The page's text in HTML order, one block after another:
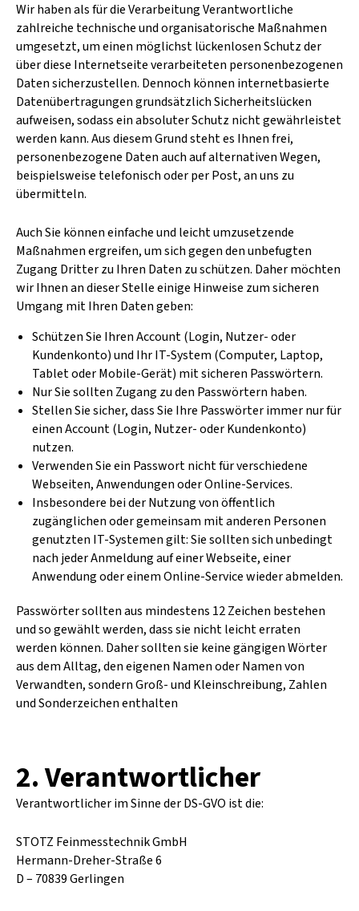
Wir haben als für die Verarbeitung Verantwortliche
zahlreiche technische und organisatorische Maßnahmen
umgesetzt, um einen möglichst lückenlosen Schutz der
über diese Internetseite verarbeiteten personenbezogenen
Daten sicherzustellen. Dennoch können internetbasierte
Datenübertragungen grundsätzlich Sicherheitslücken
aufweisen, sodass ein absoluter Schutz nicht gewährleistet
werden kann. Aus diesem Grund steht es Ihnen frei,
personenbezogene Daten auch auf alternativen Wegen,
beispielsweise telefonisch oder per Post, an uns zu
übermitteln.
Auch Sie können einfache und leicht umzusetzende
Maßnahmen ergreifen, um sich gegen den unbefugten
Zugang Dritter zu Ihren Daten zu schützen. Daher möchten
wir Ihnen an dieser Stelle einige Hinweise zum sicheren
Umgang mit Ihren Daten geben:
Schützen Sie Ihren Account (Login, Nutzer- oder
Kundenkonto) und Ihr IT-System (Computer, Laptop,
Tablet oder Mobile-Gerät) mit sicheren Passwörtern.
Nur Sie sollten Zugang zu den Passwörtern haben.
Stellen Sie sicher, dass Sie Ihre Passwörter immer nur für
einen Account (Login, Nutzer- oder Kundenkonto)
nutzen.
Verwenden Sie ein Passwort nicht für verschiedene
Webseiten, Anwendungen oder Online-Services.
Insbesondere bei der Nutzung von öffentlich
zugänglichen oder gemeinsam mit anderen Personen
genutzten IT-Systemen gilt: Sie sollten sich unbedingt
nach jeder Anmeldung auf einer Webseite, einer
Anwendung oder einem Online-Service wieder abmelden.
Passwörter sollten aus mindestens 12 Zeichen bestehen
und so gewählt werden, dass sie nicht leicht erraten
werden können. Daher sollten sie keine gängigen Wörter
aus dem Alltag, den eigenen Namen oder Namen von
Verwandten, sondern Groß- und Kleinschreibung, Zahlen
und Sonderzeichen enthalten
2. Verantwortlicher
Verantwortlicher im Sinne der DS-GVO ist die:
STOTZ Feinmesstechnik GmbH
Hermann-Dreher-Straße 6
D – 70839 Gerlingen